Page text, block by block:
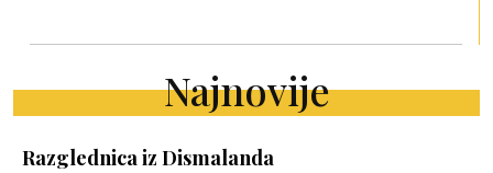
Najnovije
Razglednica iz Dismalanda